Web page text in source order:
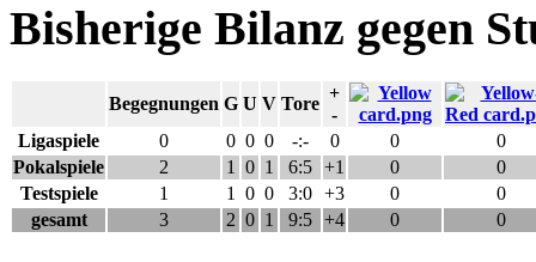
Bisherige Bilanz gegen
Begegnungen G U V Tore
+
-
Ligaspiele
0 0 0 0 -:- 0 0
0
Pokalspiele
2 1 0 1 6:5 +1 0
0
Testspiele
1 1 0 0 3:0 +3 0
0
gesamt
3 2 0 1 9:5 +4 0 0